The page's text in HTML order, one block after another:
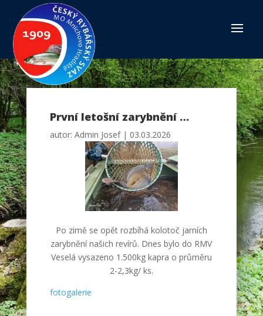
První letošní zarybnění …
autor: Admin Josef| 03.03.2026
Po zimě se opět rozbíhá kolotoč jarních
zarybnění našich revírů. Dnes bylo do RMV
Veselá vysazeno 1.500kg kapra o průměru
2-2,3kg/ ks.
fotogalerie